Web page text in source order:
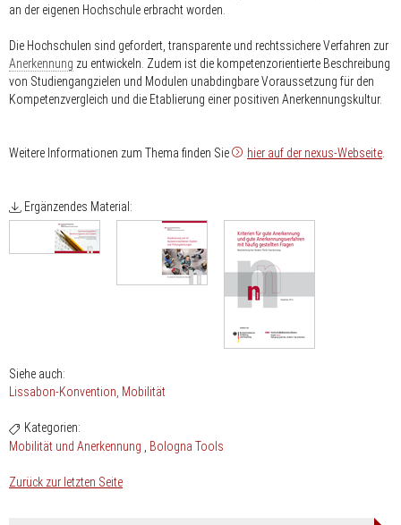
an der eigenen Hochschule erbracht worden.
Die Hochschulen sind gefordert, transparente und rechtssichere Verfahren zur
Anerkennung zu entwickeln. Zudem ist die kompetenzorientierte Beschreibung
von Studiengangzielen und Modulen unabdingbare Voraussetzung für den
Kompetenzvergleich und die Etablierung einer positiven Anerkennungskultur.
Weitere Informationen zum Thema finden Sie hier auf der nexus-Webseite
Ergänzendes Material:
Siehe auch:
Lissabon-Konvention Mobilität
Kategorien:
Mobilität und Anerkennung
Bologna Tools
Zurück zur letzten Seite